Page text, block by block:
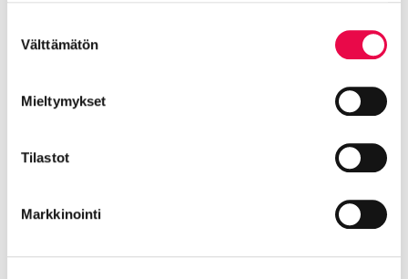
valinta
Välttämätön
Mieltymykset
Tilastot
Markkinointi
040 594 0574
Toimisto kansalaisopistolla (huone 209),
Puistikko 5. Sovi tapaaminen etukäteen.
Jaa: Jaa Facebookissa
Jaa LinkedInissä
Jaa X:ssäJaa WhasAppissa